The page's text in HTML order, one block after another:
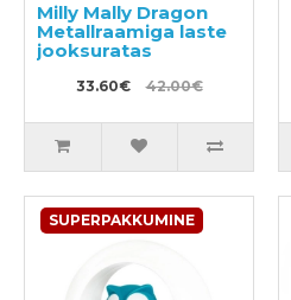
Milly Mally Dragon
Metallraamiga laste
jooksuratas
33.60€ 42.00€
SUPERPAKKUMINE